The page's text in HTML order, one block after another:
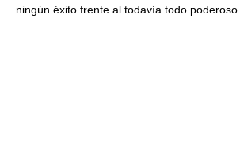
ningún éxito frente al todavía todo poderoso